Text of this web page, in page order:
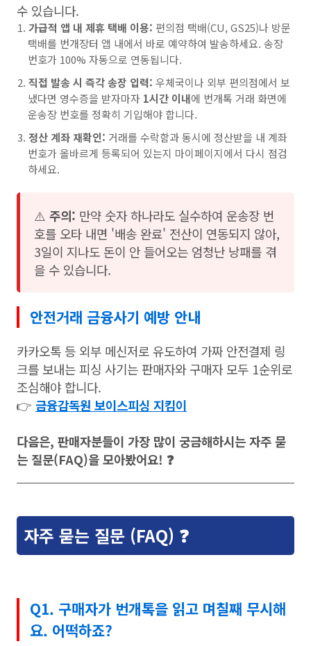
수 있습니다.
가급적 앱 내 제휴 택배 이용: 편의점 택배(CU, GS25)나 방문
택배를 번개장터 앱 내에서 바로 예약하여 발송하세요. 송장
번호가 100% 자동으로 연동됩니다.
직접 발송 시 즉각 송장 입력: 우체국이나 외부 편의점에서 보
냈다면 영수증을 받자마자 1시간 이내에 번개톡 거래 화면에
운송장 번호를 정확히 기입해야 합니다.
정산 계좌 재확인: 거래를 수락함과 동시에 정산받을 내 계좌
번호가 올바르게 등록되어 있는지 마이페이지에서 다시 점검
하세요.
⚠️ 주의: 만약 숫자 하나라도 실수하여 운송장 번
호를 오타 내면 '배송 완료' 전산이 연동되지 않아,
3일이 지나도 돈이 안 들어오는 엄청난 낭패를 겪
을 수 있습니다.
안전거래 금융사기 예방 안내
카카오톡 등 외부 메신저로 유도하여 가짜 안전결제 링
크를 보내는 피싱 사기는 판매자와 구매자 모두 1순위로
조심해야 합니다.
👉 금융감독원 보이스피싱 지킴이
다음은, 판매자분들이 가장 많이 궁금해하시는 자주 묻
는 질문(FAQ)을 모아봤어요! ❓
자주 묻는 질문 (FAQ) ❓
Q1. 구매자가 번개톡을 읽고 며칠째 무시해
요. 어떡하죠?